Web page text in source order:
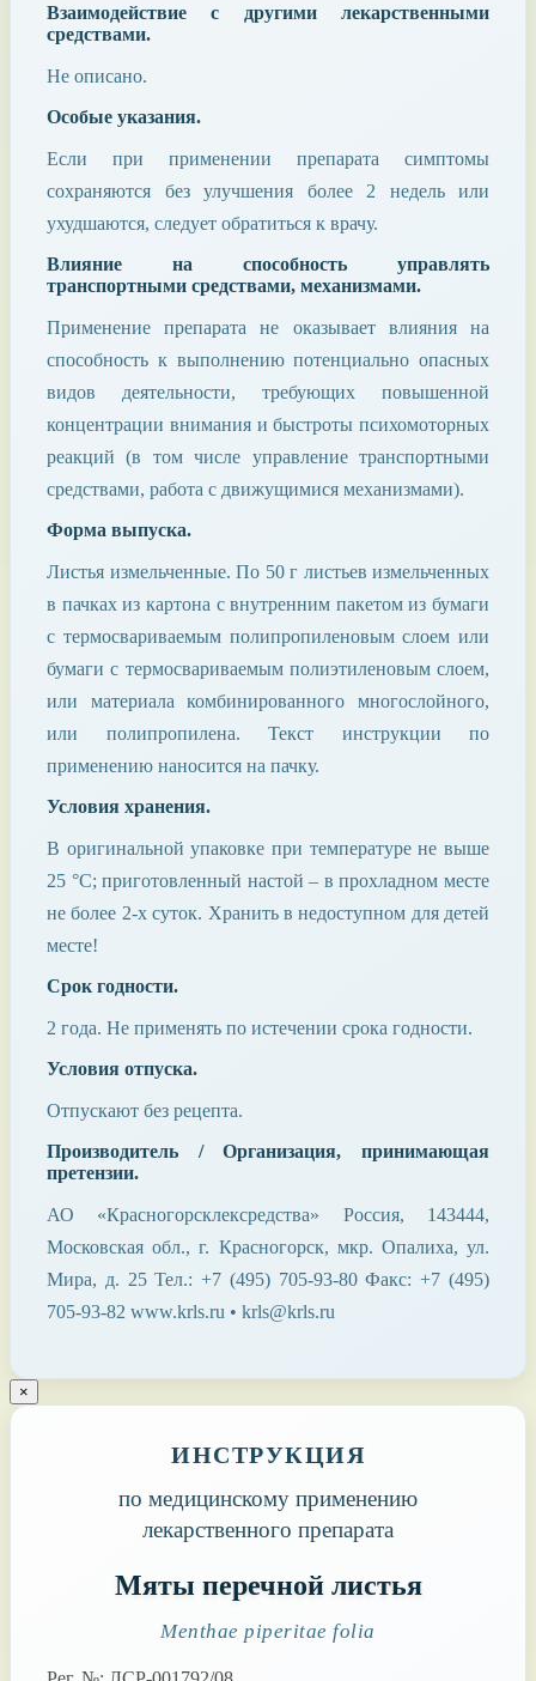
Взаимодействие с другими лекарственными
средствами.
Не описано.
Особые указания.
Если при применении препарата симптомы
сохраняются без улучшения более 2 недель или
ухудшаются, следует обратиться к врачу.
Влияние на способность управлять
транспортными средствами, механизмами.
Применение препарата не оказывает влияния на
способность к выполнению потенциально опасных
видов деятельности, требующих повышенной
концентрации внимания и быстроты психомоторных
реакций (в том числе управление транспортными
средствами, работа с движущимися механизмами).
Форма выпуска.
Листья измельченные. По 50 г листьев измельченных
в пачках из картона с внутренним пакетом из бумаги
с термосвариваемым полипропиленовым слоем или
бумаги с термосвариваемым полиэтиленовым слоем,
или материала комбинированного многослойного,
или полипропилена. Текст инструкции по
применению наносится на пачку.
Условия хранения.
В оригинальной упаковке при температуре не выше
25 °С; приготовленный настой – в прохладном месте
не более 2-х суток. Хранить в недоступном для детей
месте!
Срок годности.
2 года. Не применять по истечении срока годности.
Условия отпуска.
Отпускают без рецепта.
Производитель / Организация, принимающая
претензии.
АО «Красногорсклексредства» Россия, 143444,
Московская обл., г. Красногорск, мкр. Опалиха, ул.
Мира, д. 25 Тел.: +7 (495) 705-93-80 Факс: +7 (495)
705-93-82 www.krls.ru • krls@krls.ru
×
ИНСТРУКЦИЯ
по медицинскому применению
лекарственного препарата
Мяты перечной листья
Menthae piperitae folia